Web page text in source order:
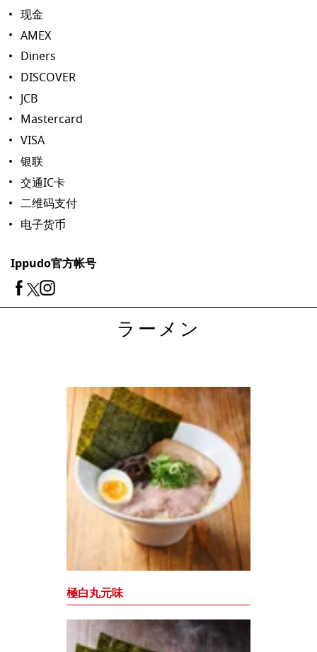
现金
AMEX
Diners
DISCOVER
JCB
Mastercard
VISA
银联
交通IC卡
二维码支付
电子货币
Ippudo官方帐号
ラーメン
極白丸元味